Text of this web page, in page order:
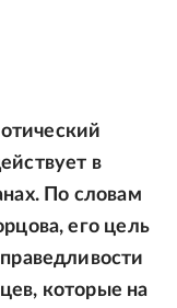
в
По словам
его цель
которые на